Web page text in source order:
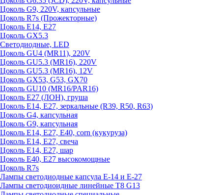
Цоколь G9, 220V, капсульные
Цоколь R7s (Прожекторные)
Цоколь E14, E27
Цоколь GX5.3
Светодиодные, LED
Цоколь GU4 (MR11), 220V
Цоколь GU5.3 (MR16), 220V
Цоколь GU5.3 (MR16), 12V
Цоколь GX53, G53, GX70
Цоколь GU10 (MR16/PAR16)
Цоколь Е27 (ЛОН), груша
Цоколь Е14, Е27, зеркальные (R39, R50, R63)
Цоколь G4, капсульная
Цоколь G9, капсульная
Цоколь Е14, Е27, Е40, corn (кукуруза)
Цоколь Е14, Е27, свеча
Цоколь Е14, Е27, шар
Цоколь Е40, Е27 высокомощные
Цоколь R7s
Лампы светодиодные капсула Е-14 и Е-27
Лампы светодиоидные линейные T8 G13